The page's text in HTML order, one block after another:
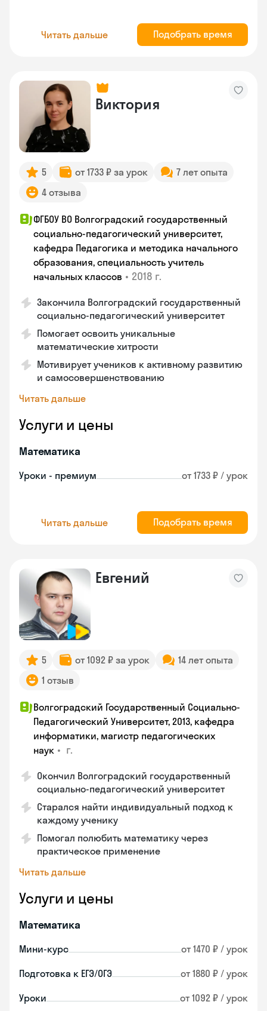
Читать дальше Подобрать время
Виктория
5 от 1733 ₽ за урок
7 лет опыта
4 отзыва
ФГБОУ ВО Волгоградский государственный
социально-педагогический университет,
кафедра Педагогика и методика начального
образования, специальность учитель
начальных классов • 2018 г.
Закончила Волгоградский государственный
социально-педагогический университет
Помогает освоить уникальные
математические хитрости
Мотивирует учеников к активному развитию
и самосовершенствованию
Читать дальше
Услуги и цены
Математика
Уроки - премиум от 1733 ₽ / урок
Читать дальше Подобрать время
Евгений
5 от 1092 ₽ за урок
14 лет опыта
1 отзыв
Волгоградский Государственный Социально-
Педагогический Университет, 2013, кафедра
информатики, магистр педагогических
наук • г.
Окончил Волгоградский государственный
социально-педагогический университет
Старался найти индивидуальный подход к
каждому ученику
Помогал полюбить математику через
практическое применение
Читать дальше
Услуги и цены
Математика
Мини-курс от 1470 ₽ / урок
Подготовка к ЕГЭ/ОГЭ от 1880 ₽ / урок
Уроки от 1092 ₽ / урок